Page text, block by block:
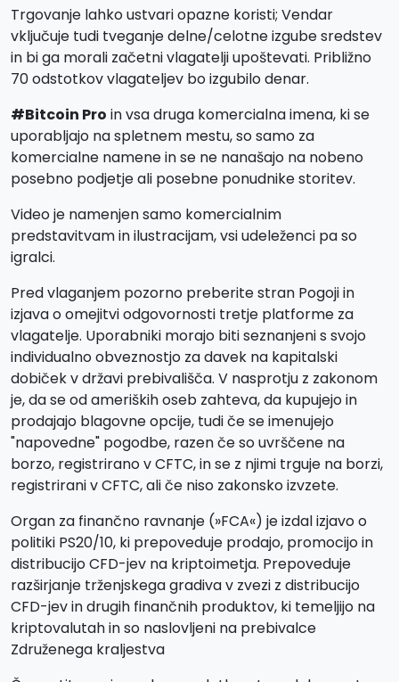
Trgovanje lahko ustvari opazne koristi; Vendar
vključuje tudi tveganje delne/celotne izgube sredstev
in bi ga morali začetni vlagatelji upoštevati. Približno
70 odstotkov vlagateljev bo izgubilo denar.
#Bitcoin Pro in vsa druga komercialna imena, ki se
uporabljajo na spletnem mestu, so samo za
komercialne namene in se ne nanašajo na nobeno
posebno podjetje ali posebne ponudnike storitev.
Video je namenjen samo komercialnim
predstavitvam in ilustracijam, vsi udeleženci pa so
igralci.
Pred vlaganjem pozorno preberite stran Pogoji in
izjava o omejitvi odgovornosti tretje platforme za
vlagatelje. Uporabniki morajo biti seznanjeni s svojo
individualno obveznostjo za davek na kapitalski
dobiček v državi prebivališča. V nasprotju z zakonom
je, da se od ameriških oseb zahteva, da kupujejo in
prodajajo blagovne opcije, tudi če se imenujejo
"napovedne" pogodbe, razen če so uvrščene na
borzo, registrirano v CFTC, in se z njimi trguje na borzi,
registrirani v CFTC, ali če niso zakonsko izvzete.
Organ za finančno ravnanje (»FCA«) je izdal izjavo o
politiki PS20/10, ki prepoveduje prodajo, promocijo in
distribucijo CFD-jev na kriptoimetja. Prepoveduje
razširjanje trženjskega gradiva v zvezi z distribucijo
CFD-jev in drugih finančnih produktov, ki temeljijo na
kriptovalutah in so naslovljeni na prebivalce
Združenega kraljestva